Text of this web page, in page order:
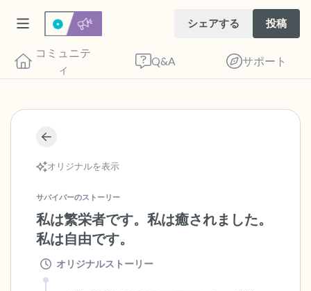
シェアする 投稿
コミュニテ
ィ
Q&A サポート
オリジナルを表示
サバイバーのストーリー
私は繁栄者です。私は癒されました。
私は自由です。
オリジナルストーリー
座り心地の良い場所を見つけてください。
から息を吸い（3つ数え）、口から息を吐
きます（3つ数え）。さあ、目を開けて周
りを見回してください。以下のことを声に
出して言ってみてください。